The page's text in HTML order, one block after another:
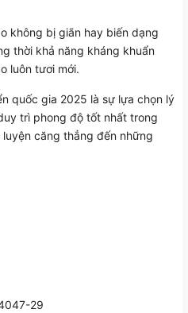
không bị giãn hay biến dạng
thời khả năng kháng khuẩn
luôn tươi mới.
quốc gia 2025 là sự lựa chọn lý
trì phong độ tốt nhất trong
căng thẳng đến những
29